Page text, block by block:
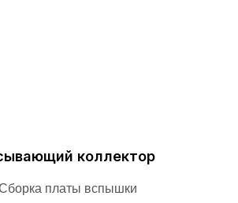
коллектор